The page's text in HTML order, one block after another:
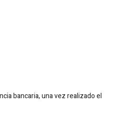
bancaria, una vez realizado el